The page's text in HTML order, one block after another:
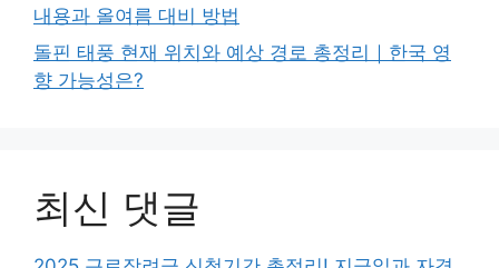
내용과 올여름 대비 방법
돌핀 태풍 현재 위치와 예상 경로 총정리｜한국 영
향 가능성은?
최신 댓글